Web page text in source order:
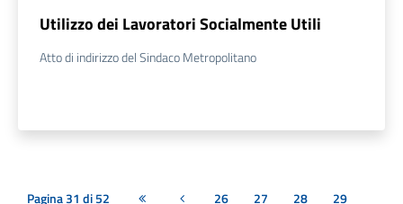
Utilizzo dei Lavoratori Socialmente Utili
Atto di indirizzo del Sindaco Metropolitano
Pagina 31 di 52 26 27 28
29